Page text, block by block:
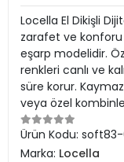
Locella El Dikişli
zarafet ve
eşarp modelidir.
renkleri canlı ve
süre korur.
veya özel
Ürün Kodu:
Marka: Locella